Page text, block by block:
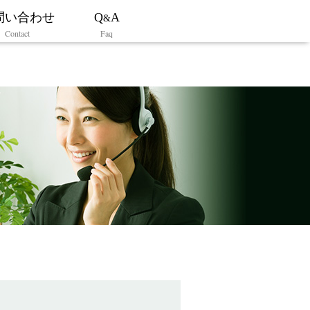
い合わせ
Contact
Q&A
Faq